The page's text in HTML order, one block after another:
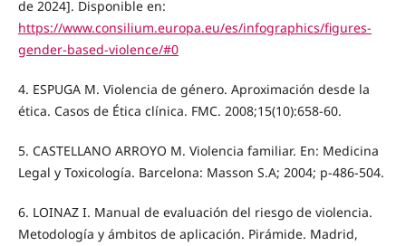
de 2024]. Disponible en:
https://www.consilium.europa.eu/es/infographics/figures-
gender-based-violence/#0
4. ESPUGA M. Violencia de género. Aproximación desde la
ética. Casos de Ética clínica. FMC. 2008;15(10):658-60.
5. CASTELLANO ARROYO M. Violencia familiar. En: Medicina
Legal y Toxicología. Barcelona: Masson S.A; 2004; p-486-504.
6. LOINAZ I. Manual de evaluación del riesgo de violencia.
Metodología y ámbitos de aplicación. Pirámide. Madrid,